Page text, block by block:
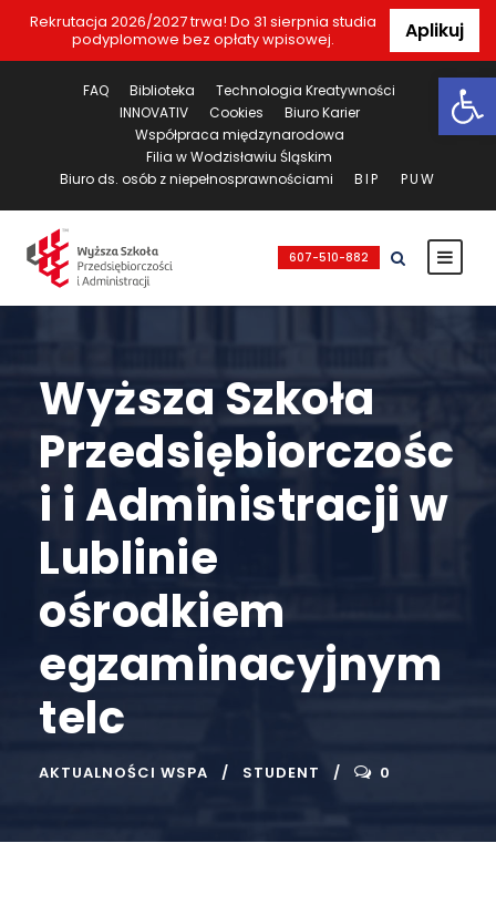
Rekrutacja 2026/2027 trwa! Do 31 sierpnia studia
podyplomowe bez opłaty wpisowej.
Aplikuj
FAQ Biblioteka
Technologia Kreatywności
INNOVATIV
Cookies
Biuro Karier
Współpraca międzynarodowa
Filia w Wodzisławiu Śląskim
Biuro ds. osób z niepełnosprawnościami
BIP PUW
607-510-882
Wyższa Szkoła
Przedsiębiorczośc
i i Administracji w
Lublinie
ośrodkiem
egzaminacyjnym
telc
AKTUALNOŚCI WSPA STUDENT 0